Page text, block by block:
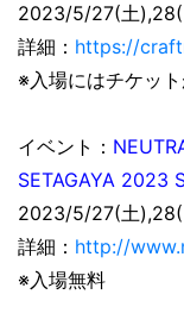
2023/5/27(土),28(
詳細： https://
※入場にはチケット
イベント：
SETAGAYA 2023
2023/5/27(土),28(
詳細： http://
※入場無料